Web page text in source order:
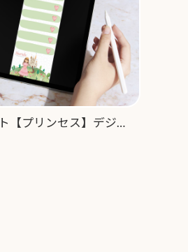
Todoリスト【プリンセス】デジタルコンテンツ